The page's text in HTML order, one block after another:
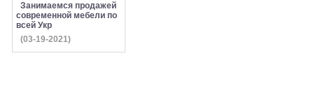
Занимаемся продажей
современной мебели по
всей Укр
(03-19-2021)